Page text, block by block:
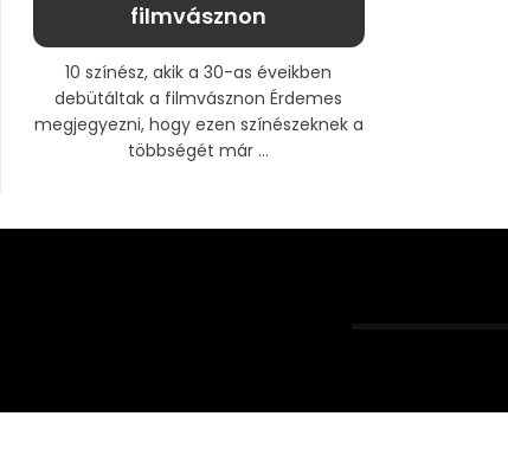
filmvásznon
10 színész, akik a 30-as éveikben
debütáltak a filmvásznon Érdemes
megjegyezni, hogy ezen színészeknek a
többségét már ...